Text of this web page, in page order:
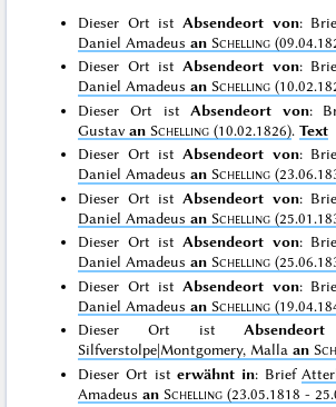
Dieser Ort ist Absendeort von:
Daniel Amadeusan Schelling
Dieser Ort istAbsendeort von:
Daniel Amadeusan Schelling
Dieser Ort ist Absendeort von:
Gustavan Schelling (10.02.1826).Text
Dieser Ort istAbsendeort von:
Daniel Amadeusan Schelling
Dieser Ort ist Absendeort von:
Daniel Amadeusan Schelling
Dieser Ort istAbsendeort von:
Daniel Amadeusan Schelling
Dieser Ort ist Absendeort von:
Daniel Amadeusan Schelling
Dieser Ort ist
Silfverstolpe|Montgomery, Mallaan
Dieser Ort isterwähnt in: Brief
Amadeusan Schelling (23.05.1818 -